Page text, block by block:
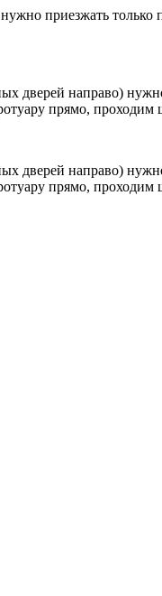
приезжать только
дверей направо)
прямо, проходим
дверей направо)
прямо, проходим